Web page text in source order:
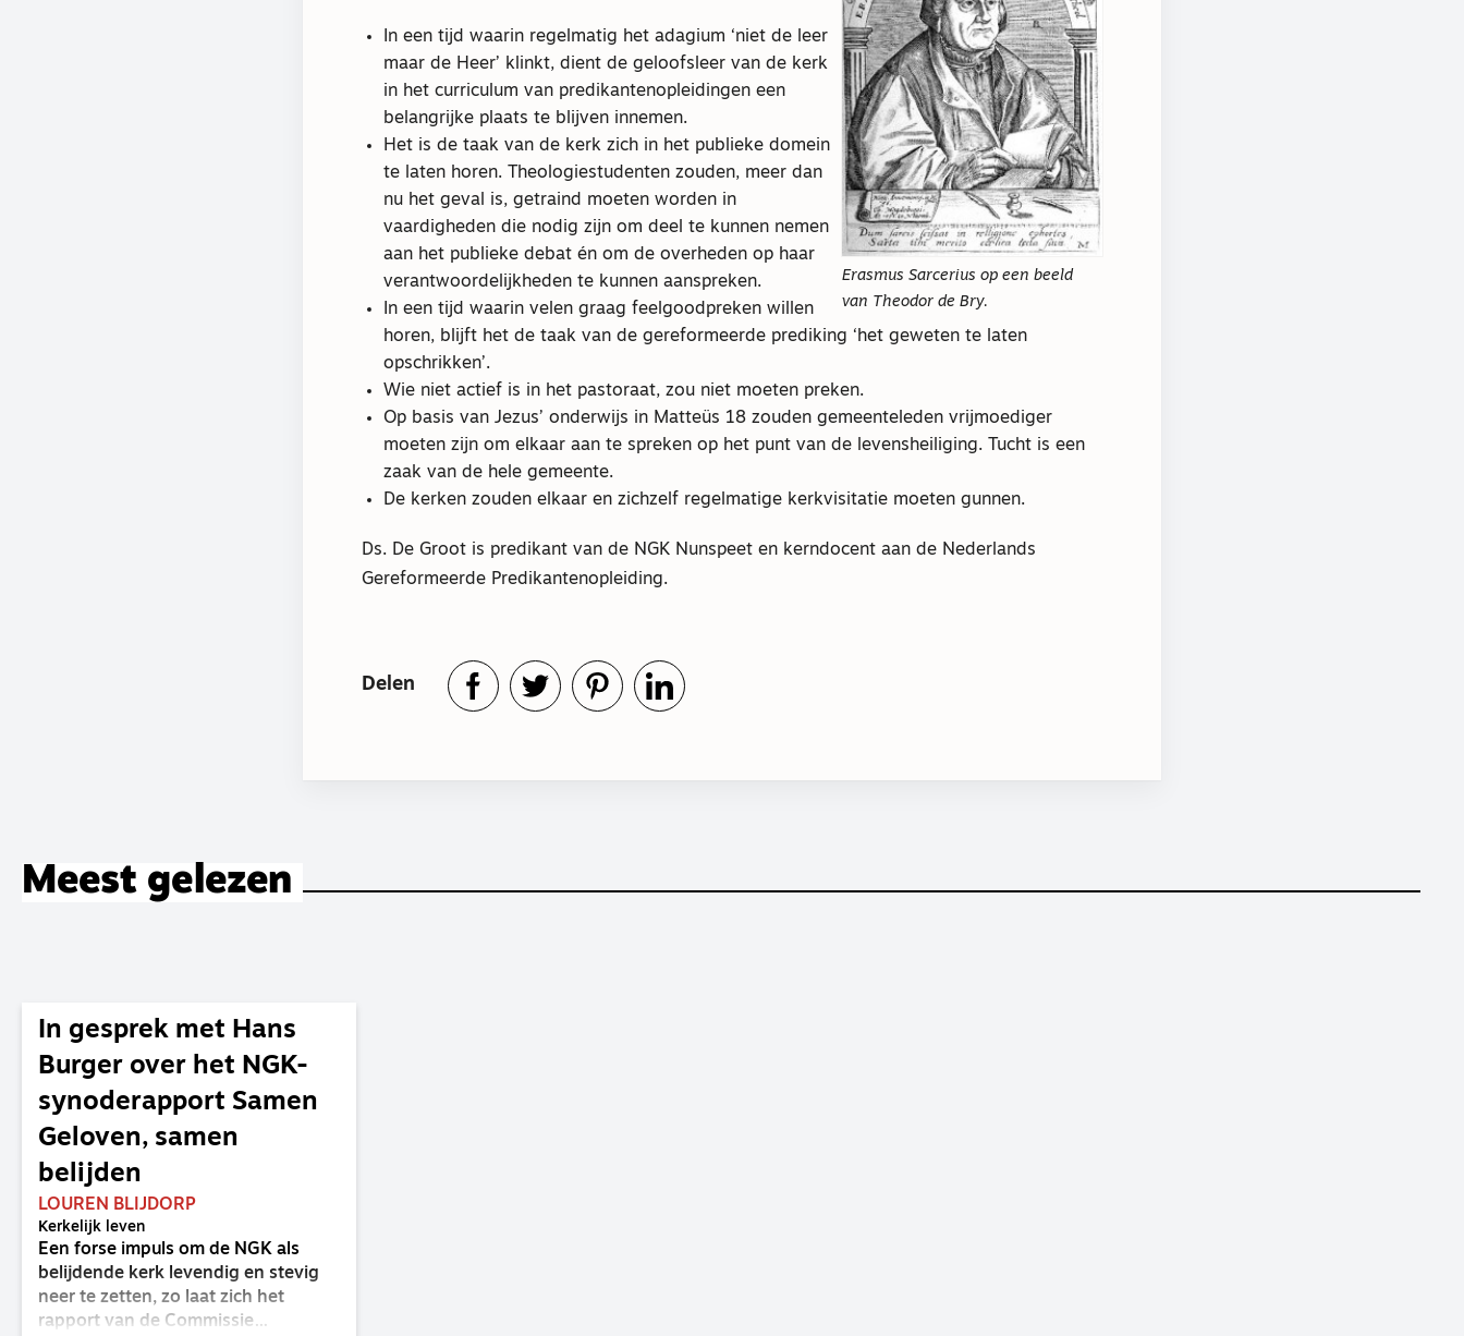
Erasmus Sarcerius op een beeld
van Theodor de Bry.
In een tijd waarin regelmatig het adagium ‘niet de leer
maar de Heer’ klinkt, dient de geloofsleer van de kerk
in het curriculum van predikantenopleidingen een
belangrijke plaats te blijven innemen.
Het is de taak van de kerk zich in het publieke domein
te laten horen. Theologiestudenten zouden, meer dan
nu het geval is, getraind moeten worden in
vaardigheden die nodig zijn om deel te kunnen nemen
aan het publieke debat én om de overheden op haar
verantwoordelijkheden te kunnen aanspreken.
In een tijd waarin velen graag feelgoodpreken willen
horen, blijft het de taak van de gereformeerde prediking ‘het geweten te laten
opschrikken’.
Wie niet actief is in het pastoraat, zou niet moeten preken.
Op basis van Jezus’ onderwijs in Matteüs 18 zouden gemeenteleden vrijmoediger
moeten zijn om elkaar aan te spreken op het punt van de levensheiliging. Tucht is een
zaak van de hele gemeente.
De kerken zouden elkaar en zichzelf regelmatige kerkvisitatie moeten gunnen.
Ds. De Groot is predikant van de NGK Nunspeet en kerndocent aan de Nederlands
Gereformeerde Predikantenopleiding.
Delen
Meest gelezen
In gesprek met Hans
Burger over het NGK-
synoderapport Samen
Geloven, samen
belijden
LOUREN BLIJDORP
Kerkelijk leven
Een forse impuls om de NGK als
belijdende kerk levendig en stevig
neer te zetten, zo laat zich het
rapport van de Commissie